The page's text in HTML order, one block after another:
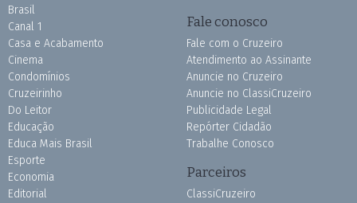
Brasil
Canal 1
Casa e Acabamento
Cinema
Condomínios
Cruzeirinho
Do Leitor
Educação
Educa Mais Brasil
Esporte
Economia
Editorial
Fale conosco
Fale com o Cruzeiro
Atendimento ao Assinante
Anuncie no Cruzeiro
Anuncie no ClassiCruzeiro
Publicidade Legal
Repórter Cidadão
Trabalhe Conosco
Parceiros
ClassiCruzeiro